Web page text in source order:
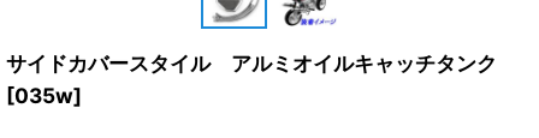
サイドカバースタイル アルミオイルキャッチタンク
[035w]